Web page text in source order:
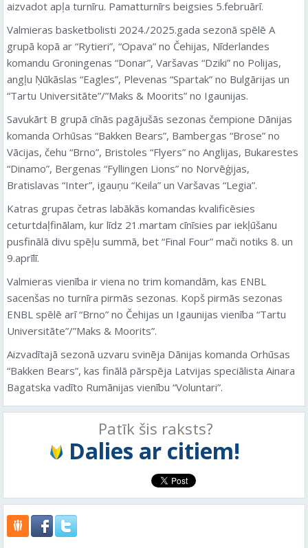
aizvadot apļa turnīru. Pamatturnīrs beigsies 5.februārī.
Valmieras basketbolisti 2024./2025.gada sezonā spēlē A
grupā kopā ar “Rytieri”, “Opava” no Čehijas, Nīderlandes
komandu Groningenas “Donar”, Varšavas “Dziki” no Polijas,
angļu Ņūkāslas “Eagles”, Plevenas “Spartak” no Bulgārijas un
“Tartu Universitāte”/”Maks & Moorits” no Igaunijas.
Savukārt B grupā cīnās pagājušās sezonas čempione Dānijas
komanda Orhūsas “Bakken Bears”, Bambergas “Brose” no
Vācijas, čehu “Brno”, Bristoles “Flyers” no Anglijas, Bukarestes
“Dinamo”, Bergenas “Fyllingen Lions” no Norvēģijas,
Bratislavas “Inter”, igauņu “Keila” un Varšavas “Legia”.
Katras grupas četras labākās komandas kvalificēsies
ceturtdaļfinālam, kur līdz 21.martam cīnīsies par iekļūšanu
pusfinālā divu spēļu summā, bet “Final Four” mači notiks 8. un
9.aprīlī.
Valmieras vienība ir viena no trim komandām, kas ENBL
sacenšas no turnīra pirmās sezonas. Kopš pirmās sezonas
ENBL spēlē arī “Brno” no Čehijas un Igaunijas vienība “Tartu
Universitāte”/”Maks & Moorits”.
Aizvadītajā sezonā uzvaru svinēja Dānijas komanda Orhūsas
“Bakken Bears”, kas finālā pārspēja Latvijas speciālista Ainara
Bagatska vadīto Rumānijas vienību “Voluntari”.
Patīk šis raksts?
Dalies ar citiem!